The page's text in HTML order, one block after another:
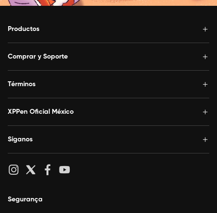
Productos
Comprar y Soporte
Términos
XPPen Oficial México
Síganos
Segurança